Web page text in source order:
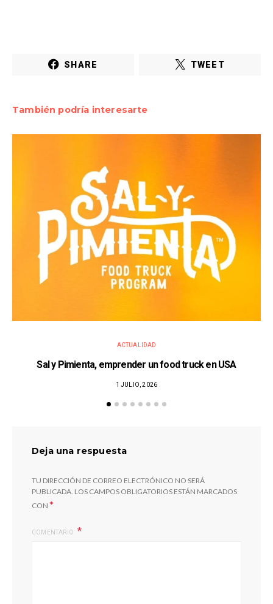
SHARE TWEET
También podría interesarte
ACTUALIDAD
Sal y Pimienta, emprender un food truck en USA
1 JULIO, 2026
Deja una respuesta
TU DIRECCIÓN DE CORREO ELECTRÓNICO NO SERÁ
PUBLICADA. LOS CAMPOS OBLIGATORIOS ESTÁN MARCADOS
CON *
COMENTARIO